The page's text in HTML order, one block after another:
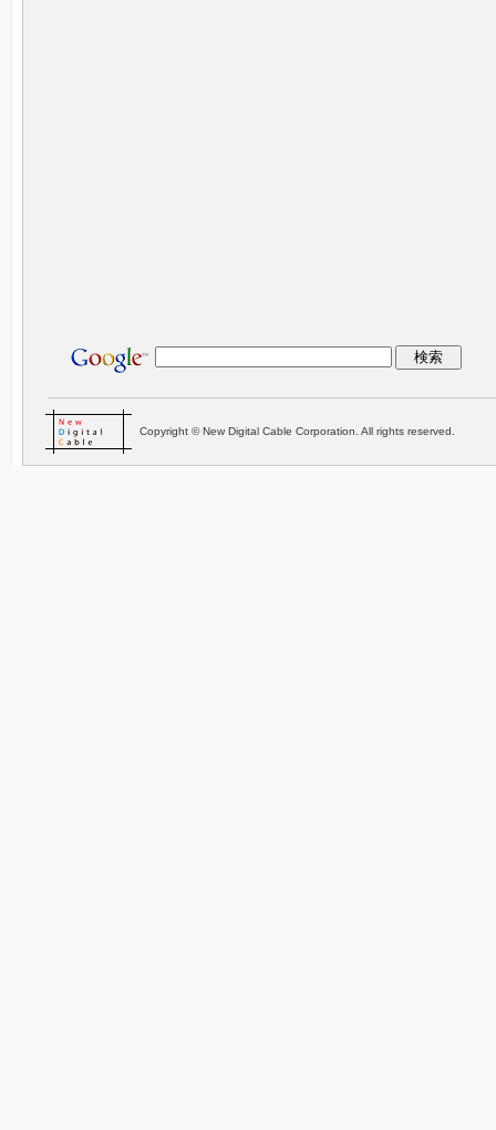
Copyright © New Digital Cable Corporation. All rights reserved.